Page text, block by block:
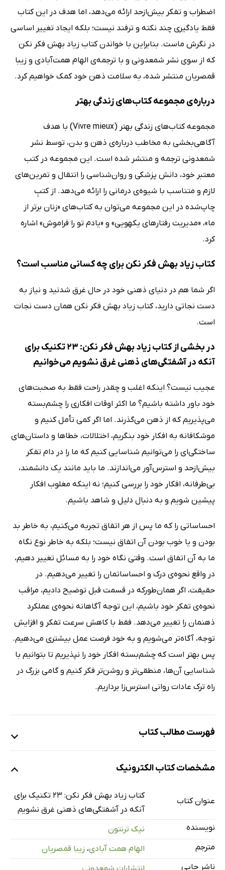
اضطراب و تفکر بیش‌ازحد ارائه می‌دهد، اما هدف در این کتاب
فقط یادگیری چند نکته و ترفند نیست؛ بلکه ایجاد تغییر اساسی
در نگرش ماست. بنابراین با خواندن کتاب زیاد بهش فکر نکن
که از سوی نشر شمعدونی و با ترجمه‌ی الهام همت‌آبادی و زیبا
قمصریان منتشر شده، به سلامت ذهن خود کمک خواهیم کرد.
درباره‌ی مجموعه‌ کتاب‌های زندگی بهتر
مجموعه کتاب‌های زندگی بهتر (Vivre mieux) با هدف
آگاهی‌بخشی به مخاطب درباره‌ی ذهن و بدن، توسط نشر
شمعدونی ترجمه و منتشر شده است. این مجموعه در کتب
معتبر خود، دانش پزشکی و روان‌شناسی را انتقال و تمرین‌های
لازم و متناسب با شیوه‌ی درمانی را ارائه می‌دهد. از کتبِ
چاپ‌شده در این مجموعه می‌توان به کتاب‌های «زنان برتر از
ما»، «مدیریت رفتارهای یکهویی» و «یادم تو را فراموش» اشاره
کرد.
کتاب زیاد بهش فکر نکن برای چه کسانی مناسب است؟
اگر شما هم در دنیای ذهنی خود در حال غرق شدنید و نیاز به
دست نجاتی دارید، کتاب زیاد بهش فکر نکن همان دست نجات
است.
در بخشی از کتاب زیاد بهش فکر نکن: 23 تکنیک برای
آنکه در آشفتگی‌های ذهنی غرق نشویم می‌خوانیم
عجیب نیست؟ اینکه اغلب و چقدر راحت فقط به صحبت‌های
خود باور داشته باشیم؟ ما اکثر اوقات افکاری را چشم‌بسته
می‌پذیریم که از ذهن می‌گذرند. اما اگر کمی تأمل کنیم و
موشکافانه به افکار خود بنگریم، اختلالات، خطاها و داستان‌های
ساختگی‌ای را می‌توانیم شناسایی کنیم که ما را در دام تفکر
بیش‌ازحد و استرس‌آور می‌اندازند. ما باید مانند یک دانشمند،
بی‌طرفانه، افکار خود را بررسی کنیم؛ نه اینکه مغلوب افکار
پیشین شویم و به دنبال دلیل و شاهد باشیم.
احساساتی را که ما پس از هر اتفاق تجربه می‌کنیم، به خاطر بد
بودن و یا خوب بودن آن اتفاق نیست؛ بلکه به خاطر نوع نگاه
ما به آن اتفاق است. وقتی نگاه خود را به مسائل تغییر دهیم،
در واقع نحوه‌ی درک و احساساتمان را تغییر می‌دهیم. در
حقیقت، اگر همان‌طورکه در قسمت قبل توضیح دادیم، مراقب
نحوه‌ی تفکر خود باشیم، این توجه آگاهانه نحوه‌ی عملکرد
ذهنمان را تغییر می‌دهد. فقط با کاهش سرعت تفکر و افزایش
توجه، آگاه‌تر می‌شویم و به خود فرصت عمل بیشتری می‌دهیم.
پس بهتر است که چشم‌بسته افکار خود را نپذیریم تا بتوانیم با
شناسایی آن‌ها، منطقی‌تر و روشن‌تر فکر کنیم و گامی بزرگ در
راه ترک عادات روانی استرس‌زا برداریم.
فهرست مطالب کتاب
فصل 2: فرمول ضداسترس و چند فرمول دیگر!
فصل 3: مدیریت زمان، مدیریت درون‌‌داد
فصل 5: الگوهای فکری خود را بازسازی کنید
مشخصات کتاب الکترونیک
عنوان کتاب
کتاب زیاد بهش فکر نکن: 23 تکنیک برای
آنکه در آشفتگی‌های ذهنی غرق نشویم
نویسنده
نیک ترنتون
مترجم
الهام همت آبادی، زیبا قمصریان
ناشر چاپی